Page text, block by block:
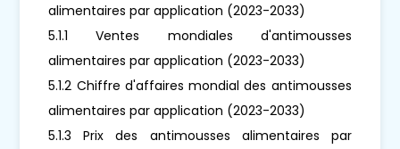
alimentaires par application (2023-2033)
5.1.1 Ventes mondiales d'antimousses
alimentaires par application (2023-2033)
5.1.2 Chiffre d'affaires mondial des antimousses
alimentaires par application (2023-2033)
5.1.3 Prix des antimousses alimentaires par